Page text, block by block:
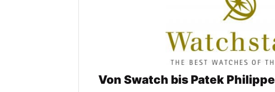
Von Swatch bis Patek Philippe